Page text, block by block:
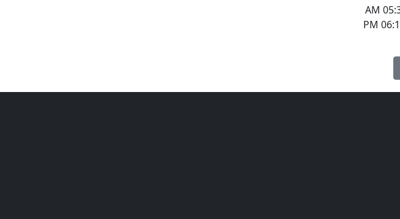
يحين موعد أذان الفجر في يورو ، هندوراس الساعة 04:17 AM و شروق الشمس الساعة 05:33 AM
و أذان الظهر الساعة 11:54 AM و أذان العصر الساعة 03:02 PM و أذان المغرب الساعة 06:15 PM